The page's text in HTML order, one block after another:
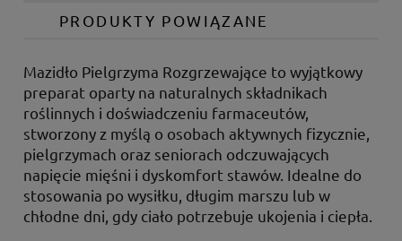
PRODUKTY POWIĄZANE
Mazidło Pielgrzyma Rozgrzewające to wyjątkowy
preparat oparty na naturalnych składnikach
roślinnych i doświadczeniu farmaceutów,
stworzony z myślą o osobach aktywnych fizycznie,
pielgrzymach oraz seniorach odczuwających
napięcie mięśni i dyskomfort stawów. Idealne do
stosowania po wysiłku, długim marszu lub w
chłodne dni, gdy ciało potrzebuje ukojenia i ciepła.